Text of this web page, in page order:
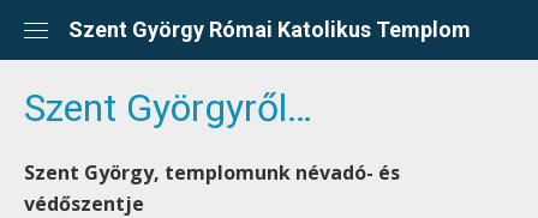
Szent György Római Katolikus Templom
Szent Györgyről…
Szent György, templomunk névadó- és
védőszentje